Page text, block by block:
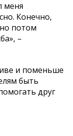
меня
Конечно,
потом
–
и поменьше
быть
друг